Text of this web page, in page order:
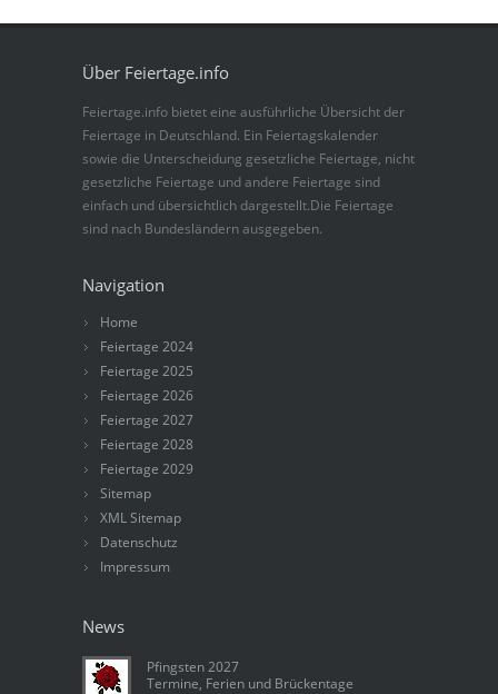
Über Feiertage.info
Feiertage.info bietet eine ausführliche Übersicht der
Feiertage in Deutschland. Ein Feiertagskalender
sowie die Unterscheidung gesetzliche Feiertage, nicht
gesetzliche Feiertage und andere Feiertage sind
einfach und übersichtlich dargestellt.Die Feiertage
sind nach Bundesländern ausgegeben.
Navigation
Home
Feiertage 2024
Feiertage 2025
Feiertage 2026
Feiertage 2027
Feiertage 2028
Feiertage 2029
Sitemap
XML Sitemap
Datenschutz
Impressum
News
Pfingsten 2027
Termine, Ferien und Brückentage